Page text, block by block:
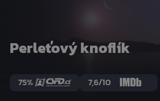
Perleťový knoflík
75% 7,6/10